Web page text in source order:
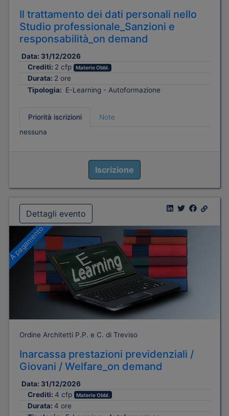
Il trattamento dei dati personali nello
Studio professionale_Sanzioni e
responsabilità_on demand
Data: 31/12/2026
Crediti: 2 cfp Materie Obbl.
Durata: 2 ore
Tipologia: E-Learning - Autoformazione
Priorità iscrizioni
Note
nessuna
Iscrizione
Dettagli evento
A pagamento
Ordine Architetti P.P. e C. di Treviso
Inarcassa prestazioni previdenziali /
Giovani / Welfare_on demand
Data: 31/12/2026
Crediti: 4 cfp Materie Obbl.
Durata: 4 ore